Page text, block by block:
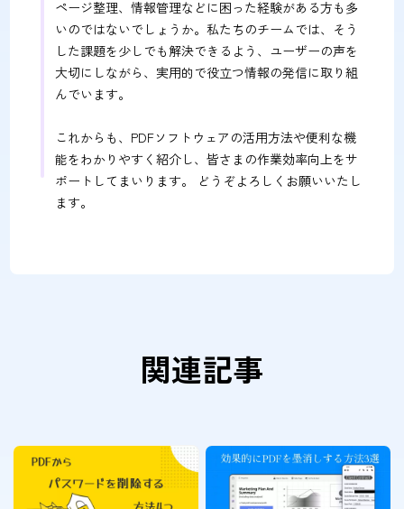
ページ整理、情報管理などに困った経験がある方も多
いのではないでしょうか。私たちのチームでは、そう
した課題を少しでも解決できるよう、ユーザーの声を
大切にしながら、実用的で役立つ情報の発信に取り組
んでいます。
これからも、PDFソフトウェアの活用方法や便利な機
能をわかりやすく紹介し、皆さまの作業効率向上をサ
ポートしてまいります。 どうぞよろしくお願いいたし
ます。
関連記事